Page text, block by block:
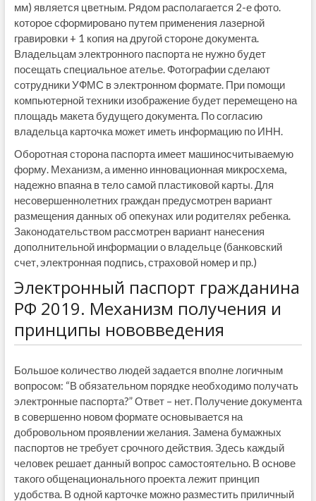
мм) является цветным. Рядом располагается 2-е фото.
которое сформировано путем применения лазерной
гравировки + 1 копия на другой стороне документа.
Владельцам электронного паспорта не нужно будет
посещать специальное ателье. Фотографии сделают
сотрудники УФМС в электронном формате. При помощи
компьютерной техники изображение будет перемещено на
площадь макета будущего документа. По согласию
владельца карточка может иметь информацию по ИНН.
Оборотная сторона паспорта имеет машиносчитываемую
форму. Механизм, а именно инновационная микросхема,
надежно впаяна в тело самой пластиковой карты. Для
несовершеннолетних граждан предусмотрен вариант
размещения данных об опекунах или родителях ребенка.
Законодательством рассмотрен вариант нанесения
дополнительной информации о владельце (банковский
счет, электронная подпись, страховой номер и пр.)
Электронный паспорт гражданина
РФ 2019. Механизм получения и
принципы нововведения
Большое количество людей задается вполне логичным
вопросом: “В обязательном порядке необходимо получать
электронные паспорта?” Ответ – нет. Получение документа
в совершенно новом формате основывается на
добровольном проявлении желания. Замена бумажных
паспортов не требует срочного действия. Здесь каждый
человек решает данный вопрос самостоятельно. В основе
такого общенационального проекта лежит принцип
удобства. В одной карточке можно разместить приличный